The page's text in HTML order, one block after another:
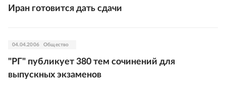
Иран готовится дать сдачи
04.04.2006 Общество
"РГ" публикует 380 тем сочинений для
выпускных экзаменов